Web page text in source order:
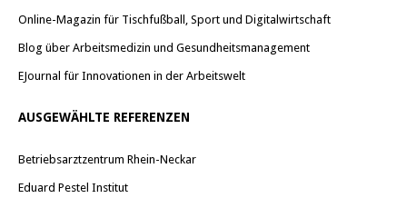
Online-Magazin für Tischfußball, Sport und Digitalwirtschaft
Blog über Arbeitsmedizin und Gesundheitsmanagement
EJournal für Innovationen in der Arbeitswelt
AUSGEWÄHLTE REFERENZEN
Betriebsarztzentrum Rhein-Neckar
Eduard Pestel Institut